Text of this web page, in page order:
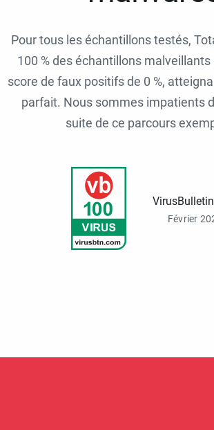
Pour tous les échantillons testés,
100 % des échantillons
score de faux positifs de 0 %,
parfait. Nous sommes impatients
suite de ce parcours
Février